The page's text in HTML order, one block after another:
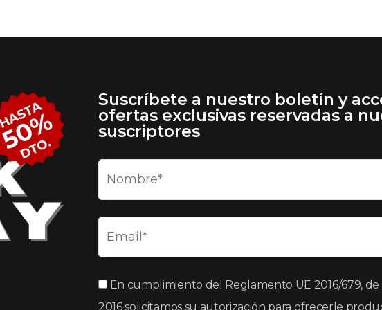
Suscríbete a nuestro boletín y
ofertas exclusivas reservadas a
suscriptores
En cumplimiento del Reglamento UE 2016/679, de
2016 solicitamos su autorización para ofrecerle